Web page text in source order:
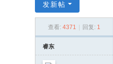
Y
发新帖
查看: 4371 回复: 1
睿东